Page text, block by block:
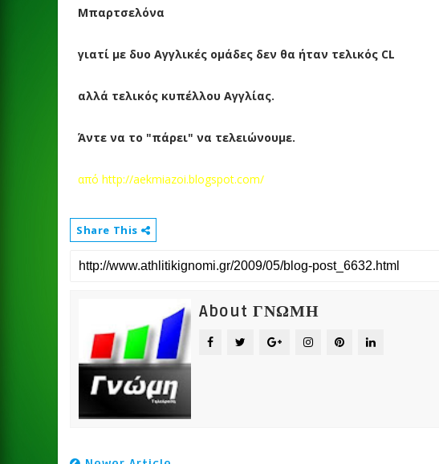
Μπαρτσελόνα
γιατί με δυο Αγγλικές ομάδες δεν θα ήταν τελικός CL
αλλά τελικός κυπέλλου Αγγλίας.
Άντε να το "πάρει" να τελειώνουμε.
από http://aekmiazoi.blogspot.com/
Share This
About ΓΝΩΜΗ